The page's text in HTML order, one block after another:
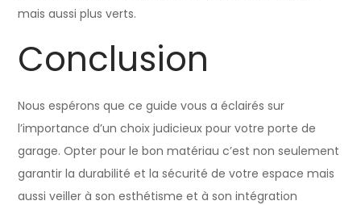
mais aussi plus verts.
Conclusion
Nous espérons que ce guide vous a éclairés sur
l’importance d’un choix judicieux pour votre porte de
garage. Opter pour le bon matériau c’est non seulement
garantir la durabilité et la sécurité de votre espace mais
aussi veiller à son esthétisme et à son intégration